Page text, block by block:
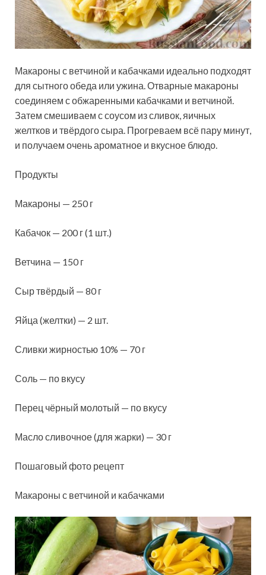
Макароны с ветчиной и кабачками идеально подходят
для сытного обеда или ужина. Отварные макароны
соединяем с обжаренными кабачками и ветчиной.
Затем смешиваем с соусом из сливок, яичных
желтков и твёрдого сыра. Прогреваем всё пару минут,
и получаем очень ароматное и вкусное блюдо.
Продукты
Макароны — 250 г
Кабачок — 200 г (1 шт.)
Ветчина — 150 г
Сыр твёрдый — 80 г
Яйца (желтки) — 2 шт.
Сливки жирностью 10% — 70 г
Соль — по вкусу
Перец чёрный молотый — по вкусу
Масло сливочное (для жарки) — 30 г
Пошаговый фото рецепт
Макароны с ветчиной и кабачками